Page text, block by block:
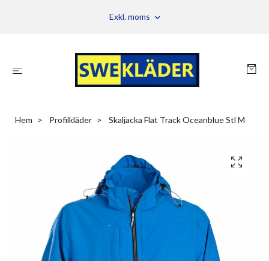
Exkl. moms
Hem Profilkläder Skaljacka Flat Track Oceanblue Stl M